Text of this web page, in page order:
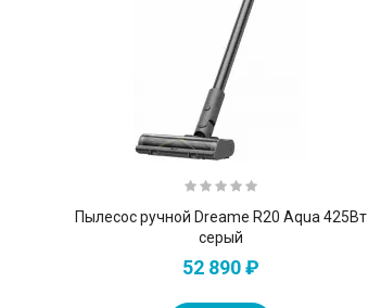
Пылесос ручной Dreame R20 Aqua 425Вт
серый
52 890 ₽